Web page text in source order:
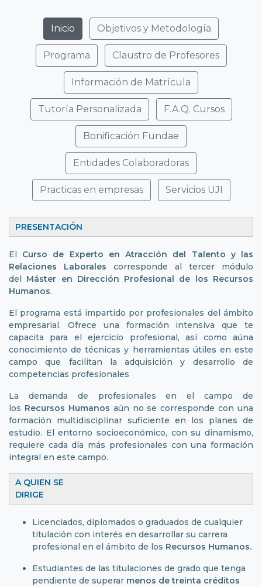
Inicio Objetivos y Metodología
Programa Claustro de Profesores
Información de Matrícula
Tutoría Personalizada F.A.Q. Cursos
Bonificación Fundae
Entidades Colaboradoras
Practicas en empresas Servicios UJI
El Curso de Experto en Atracción del Talento y las
Relaciones Laborales corresponde al tercer módulo
del Máster en Dirección Profesional de los Recursos
Humanos.
El programa está impartido por profesionales del ámbito
empresarial. Ofrece una formación intensiva que te
capacita para el ejercicio profesional, así como aúna
conocimiento de técnicas y herramientas útiles en este
campo que facilitan la adquisición y desarrollo de
competencias profesionales
La demanda de profesionales en el campo de
los Recursos Humanos aún no se corresponde con una
formación multidisciplinar suficiente en los planes de
estudio. El entorno socioeconómico, con su dinamismo,
requiere cada día más profesionales con una formación
integral en este campo.
A QUIEN SE
DIRIGE
Licenciados, diplomados o graduados de cualquier
titulación con interés en desarrollar su carrera
profesional en el ámbito de los Recursos Humanos.
Estudiantes de las titulaciones de grado que tenga
pendiente de superar menos de treinta créditos